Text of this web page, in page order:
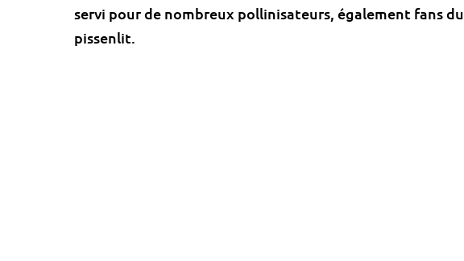
servi pour de nombreux pollinisateurs, également fans du
pissenlit.